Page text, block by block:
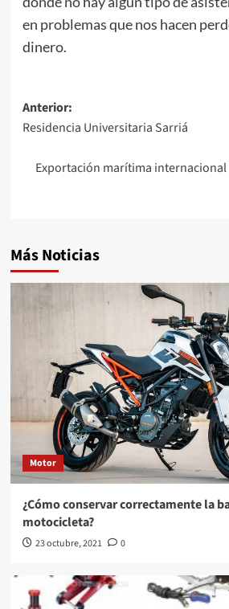
en problemas que nos hacen
dinero.
Navegación
de
entradas
Anterior:
Residencia Universitaria Sarriá
Exportación marítima
Más Noticias
Motor
¿Cómo conservar correctamente la
motocicleta?
23 octubre, 2021 0